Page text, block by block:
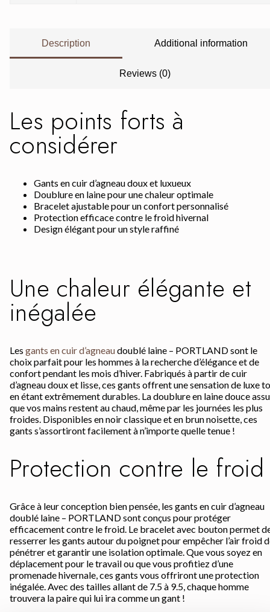
Description Additional information
Reviews (0)
Les points forts à
considérer
Gants en cuir d’agneau doux et luxueux
Doublure en laine pour une chaleur optimale
Bracelet ajustable pour un confort personnalisé
Protection efficace contre le froid hivernal
Design élégant pour un style raffiné
Une chaleur élégante et
inégalée
Les gants en cuir d’agneaudoublé laine – PORTLAND sont le
choix parfait pour les hommes à la recherche d’élégance et de
confort pendant les mois d’hiver. Fabriqués à partir de cuir
d’agneau doux et lisse, ces gants offrent une sensation de luxe
en étant extrêmement durables. La doublure en laine douce
que vos mains restent au chaud, même par les journées les plus
froides. Disponibles en noir classique et en brun noisette, ces
gants s’assortiront facilement à n’importe quelle tenue !
Protection contre le froid
Grâce à leur conception bien pensée, les gants en cuir d’agneau
doublé laine – PORTLAND sont conçus pour protéger
efficacement contre le froid. Le bracelet avec bouton permet
resserrer les gants autour du poignet pour empêcher l’air froid
pénétrer et garantir une isolation optimale. Que vous soyez en
déplacement pour le travail ou que vous profitiez d’une
promenade hivernale, ces gants vous offriront une protection
inégalée. Avec des tailles allant de 7.5 à 9.5, chaque homme
trouvera la paire qui lui ira comme un gant !